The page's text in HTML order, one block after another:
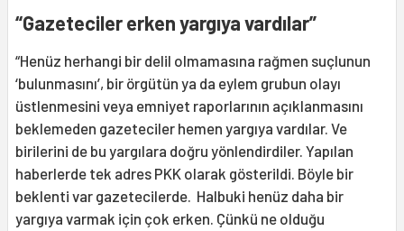
“Gazeteciler erken yargıya vardılar”
“Henüz herhangi bir delil olmamasına rağmen suçlunun
‘bulunmasını’, bir örgütün ya da eylem grubun olayı
üstlenmesini veya emniyet raporlarının açıklanmasını
beklemeden gazeteciler hemen yargıya vardılar. Ve
birilerini de bu yargılara doğru yönlendirdiler. Yapılan
haberlerde tek adres PKK olarak gösterildi. Böyle bir
beklenti var gazetecilerde. Halbuki henüz daha bir
yargıya varmak için çok erken. Çünkü ne olduğu